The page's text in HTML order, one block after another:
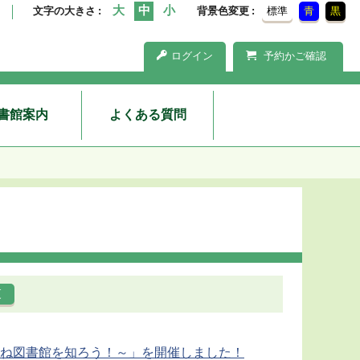
文字の大きさ 背景色変更 標準 青 黒
ログイン 予約かご確認
館案内 よくある質問
書館を知ろう！～」を開催しました！